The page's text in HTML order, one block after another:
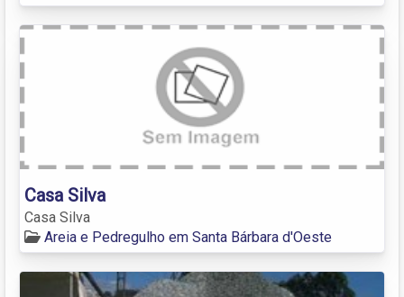
Casa Silva
Casa Silva
Areia e Pedregulho em Santa Bárbara d'Oeste